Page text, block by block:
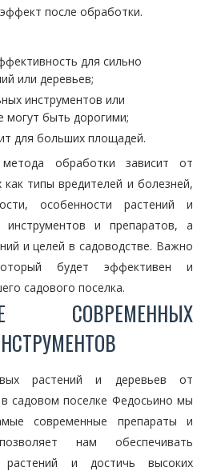
после обработки.
для сильно
или деревьев;
инструментов или
могут быть дорогими;
для больших площадей.
обработки зависит от
типы вредителей и болезней,
особенности растений и
инструментов и препаратов, а
и целей в садоводстве. Важно
будет эффективен и
садового поселка.
СОВРЕМЕННЫХ
растений и деревьев от
садовом поселке Федосьино мы
современные препараты и
нам обеспечивать
и достичь высоких